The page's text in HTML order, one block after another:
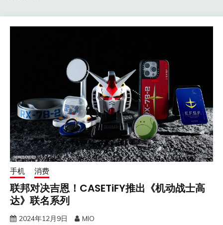
手机 消费
联邦对决吉恩！CASETiFY推出《机动战士高
达》联名系列
2024年12月9日 MIO